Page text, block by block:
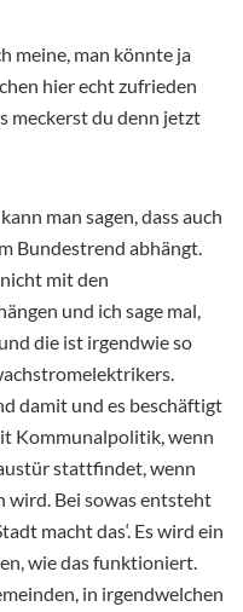
meine, man könnte ja
hier echt zufrieden
meckerst du denn jetzt
man sagen, dass auch
Bundestrend abhängt.
mit den
und ich sage mal,
die ist irgendwie so
damit und es beschäftigt
Kommunalpolitik, wenn
stattfindet, wenn
wird. Bei sowas entsteht
macht das‘. Es wird ein
wie das funktioniert.
in irgendwelchen